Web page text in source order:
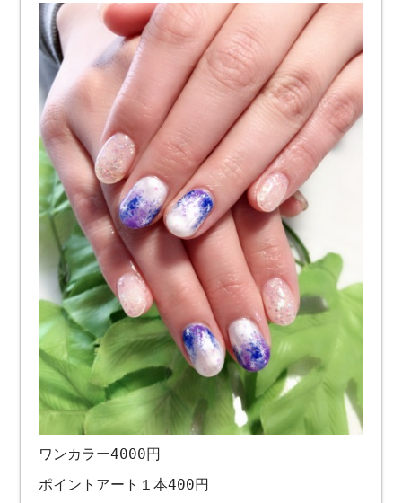
ワンカラー4000円
ポイントアート１本400円